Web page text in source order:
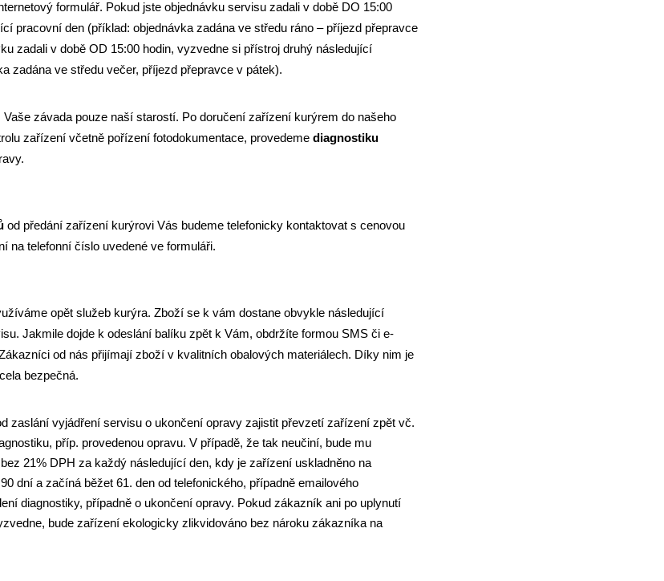
formulář. Pokud jste objednávku servisu zadali v době DO 15:00
pracovní den (příklad: objednávka zadána ve středu ráno – příjezd přepravce
zadali v době OD 15:00 hodin, vyzvedne si přístroj druhý následující
zadána ve středu večer, příjezd přepravce v pátek).
závada pouze naší starostí. Po doručení zařízení kurýrem do našeho
zařízení včetně pořízení fotodokumentace, provedeme diagnostiku
.
od předání zařízení kurýrovi Vás budeme telefonicky kontaktovat s cenovou
na telefonní číslo uvedené ve formuláři.
opět služeb kurýra. Zboží se k vám dostane obvykle následující
Jakmile dojde k odeslání balíku zpět k Vám, obdržíte formou SMS či e-
od nás přijímají zboží v kvalitních obalových materiálech. Díky nim je
bezpečná.
zaslání vyjádření servisu o ukončení opravy zajistit převzetí zařízení zpět vč.
příp. provedenou opravu. V případě, že tak neučiní, bude mu
21% DPH za každý následující den, kdy je zařízení uskladněno na
dní a začíná běžet 61. den od telefonického, případně emailového
diagnostiky, případně o ukončení opravy. Pokud zákazník ani po uplynutí
bude zařízení ekologicky zlikvidováno bez nároku zákazníka na